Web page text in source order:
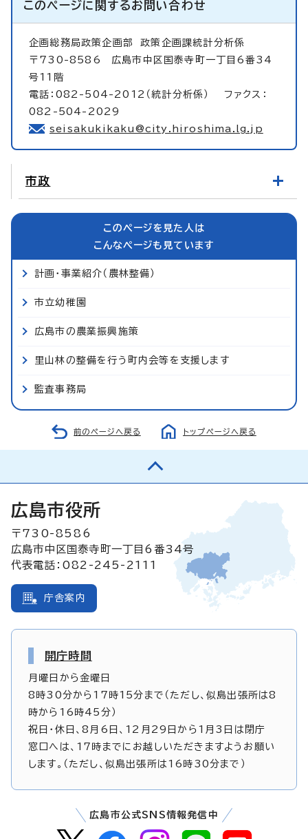
このページに関するお問い合わせ
企画総務局政策企画部政策企画課統計分析係
〒730-8586 広島市中区国泰寺町一丁目6番34
号11階
電話：082-504-2012（統計分析係） ファクス：
082-504-2029
seisakukikaku@city.hiroshima.lg.jp
市政
このページを見た人は
こんなページも見ています
計画・事業紹介（農林整備）
市立幼稚園
広島市の農業振興施策
里山林の整備を行う町内会等を支援します
監査事務局
前のページへ戻る トップページへ戻る
広島市役所
〒730-8586
広島市中区国泰寺町一丁目6番34号
代表電話：082-245-2111
庁舎案内
開庁時間
月曜日から金曜日
8時30分から17時15分まで（ただし、似島出張所は8
時から16時45分）
祝日・休日、8月6日、12月29日から1月3日は閉庁
窓口へは、17時までにお越しいただきますようお願い
します。（ただし、似島出張所は16時30分まで）
広島市公式SNS情報発信中